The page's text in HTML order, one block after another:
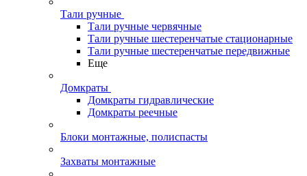
Тали ручные
Тали ручные червячные
Тали ручные шестеренчатые стационарные
Тали ручные шестеренчатые передвижные
Еще
Домкраты
Домкраты гидравлические
Домкраты реечные
Блоки монтажные, полиспасты
Захваты монтажные